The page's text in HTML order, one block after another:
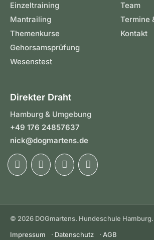
Einzeltraining
Mantrailing
Themenkurse
Gehorsamsprüfung
Wesenstest
Team
Termine
Kontakt
Direkter Draht
Hamburg & Umgebung
+49 176 24857637
nick@dogmartens.de
© 2026 DOGmartens. Hundeschule Hamburg.
Impressum
· Datenschutz · AGB